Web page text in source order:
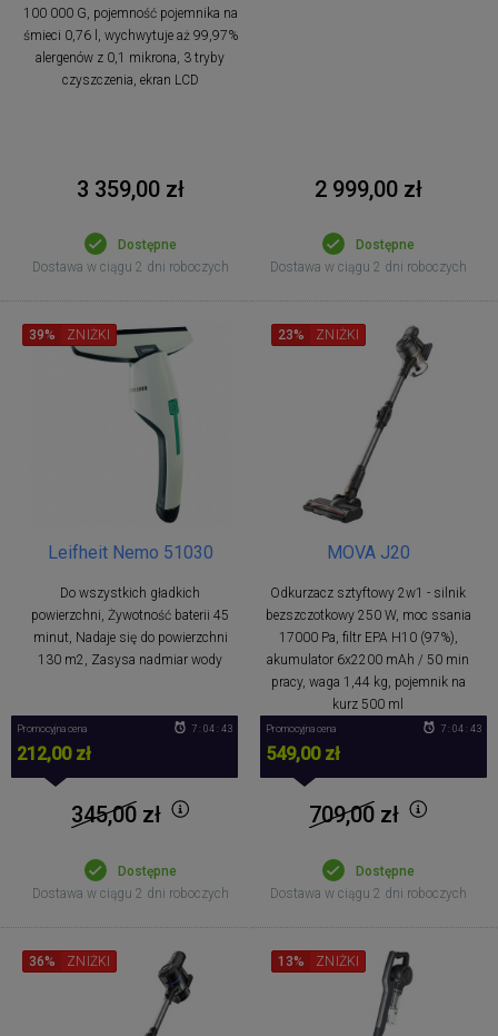
100 000 G, pojemność pojemnika na
śmieci 0,76 l, wychwytuje aż 99,97%
alergenów z 0,1 mikrona, 3 tryby
czyszczenia, ekran LCD
3 359,00 zł
Dostępne
Dostawa w ciągu 2 dni roboczych
2 999,00 zł
Dostępne
Dostawa w ciągu 2 dni roboczych
Leifheit Nemo 51030
Do wszystkich gładkich
powierzchni, Żywotność baterii 45
minut, Nadaje się do powierzchni
130 m2, Zasysa nadmiar wody
39% ZNIŻKI
Promocyjna cena
212,00 zł
7 : 04 : 42
345,00zł
Dostępne
Dostawa w ciągu 2 dni roboczych
MOVA J20
Odkurzacz sztyftowy 2w1 - silnik
bezszczotkowy 250 W, moc ssania
17000 Pa, filtr EPA H10 (97%),
akumulator 6x2200 mAh / 50 min
pracy, waga 1,44 kg, pojemnik na
kurz 500 ml
23% ZNIŻKI
Promocyjna cena
549,00 zł
7 : 04 : 42
709,00zł
Dostępne
Dostawa w ciągu 2 dni roboczych
36% ZNIŻKI 13% ZNIŻKI